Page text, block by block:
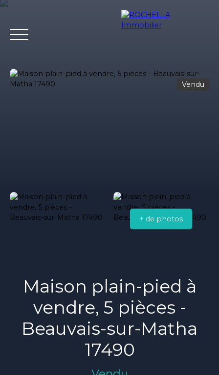
Estimation
Vendu
+ de photos
Maison plain-pied à
vendre, 5 pièces -
Beauvais-sur-Matha
17490